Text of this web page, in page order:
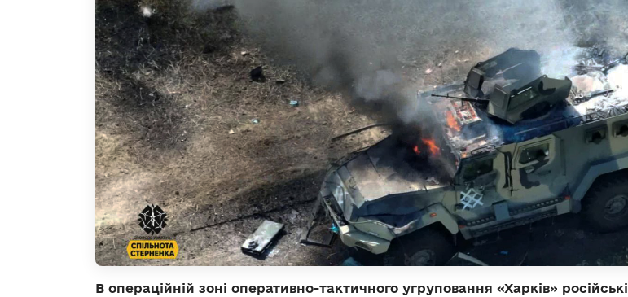
В операційній зоні оперативно-тактичного угруповання «Харків» російські